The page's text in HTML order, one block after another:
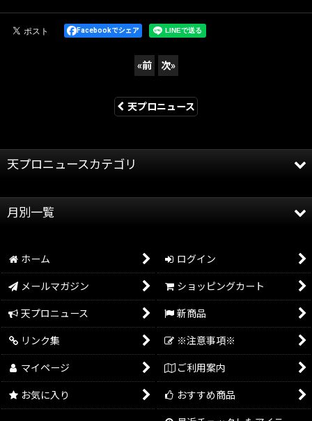
Facebookでシェア
«前 次»
天プロニュース
天プロニュースカテゴリ
天龍プロジェクト
月別一覧
2024年
2023年
2022年
2021年
2020年
ホーム ログイン
メールマガジン ショッピングカート
天プロニュース 新商品
リンク集 ※注意事項※
マイページ ご利用案内
お気に入り おすすめ商品